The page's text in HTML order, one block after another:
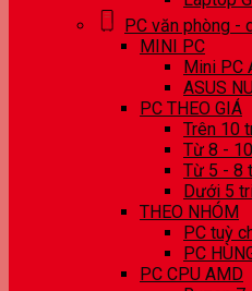
PC văn phòng -
MINI PC
Mini PC
ASUS
PC THEO GIÁ
Trên 10
Từ 8 -
Từ 5 - 8
Dưới 5
THEO NHÓM
PC tuỳ
PC
PC CPU AMD